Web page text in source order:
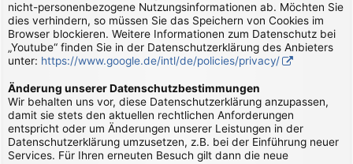
nicht-personenbezogene Nutzungsinformationen ab. Möchten Sie
dies verhindern, so müssen Sie das Speichern von Cookies im
Browser blockieren. Weitere Informationen zum Datenschutz bei
„Youtube“ finden Sie in der Datenschutzerklärung des Anbieters
unter: https://www.google.de/intl/de/policies/privacy/
Änderung unserer Datenschutzbestimmungen
Wir behalten uns vor, diese Datenschutzerklärung anzupassen,
damit sie stets den aktuellen rechtlichen Anforderungen
entspricht oder um Änderungen unserer Leistungen in der
Datenschutzerklärung umzusetzen, z.B. bei der Einführung neuer
Services. Für Ihren erneuten Besuch gilt dann die neue